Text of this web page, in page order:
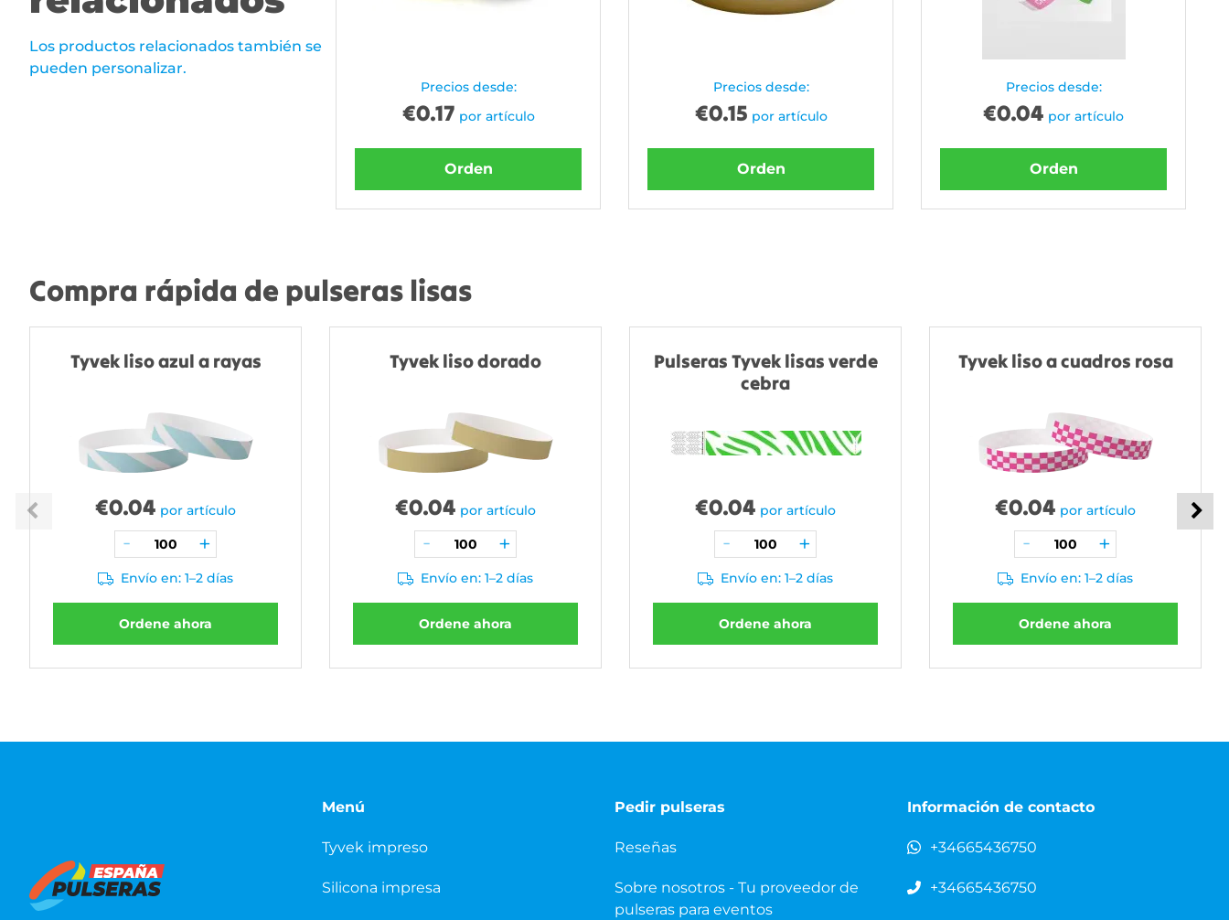
Los productos relacionados también se
pueden personalizar.
Precios desde:
€0.17 por artículo
Orden
Precios desde:
€0.15 por artículo
Orden
Precios desde:
€0.04 por artículo
Orden
Compra rápida de pulseras lisas
Tyvek liso azul a rayas
€0.04 por artículo
Envío en: 1–2 días
Ordene ahora
Tyvek liso dorado
€0.04 por artículo
Envío en: 1–2 días
Ordene ahora
Pulseras Tyvek lisas verde
cebra
€0.04 por artículo
Envío en: 1–2 días
Ordene ahora
Tyvek liso a cuadros rosa
€0.04 por artículo
Envío en: 1–2 días
Ordene ahora
Menú
Tyvek impreso
Silicona impresa
Pedir pulseras
Reseñas
Sobre nosotros - Tu proveedor de
pulseras para eventos
Información de contacto
+34665436750
+34665436750